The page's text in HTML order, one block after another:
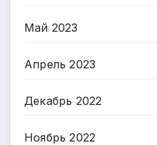
Май 2023
Апрель 2023
Декабрь 2022
Ноябрь 2022